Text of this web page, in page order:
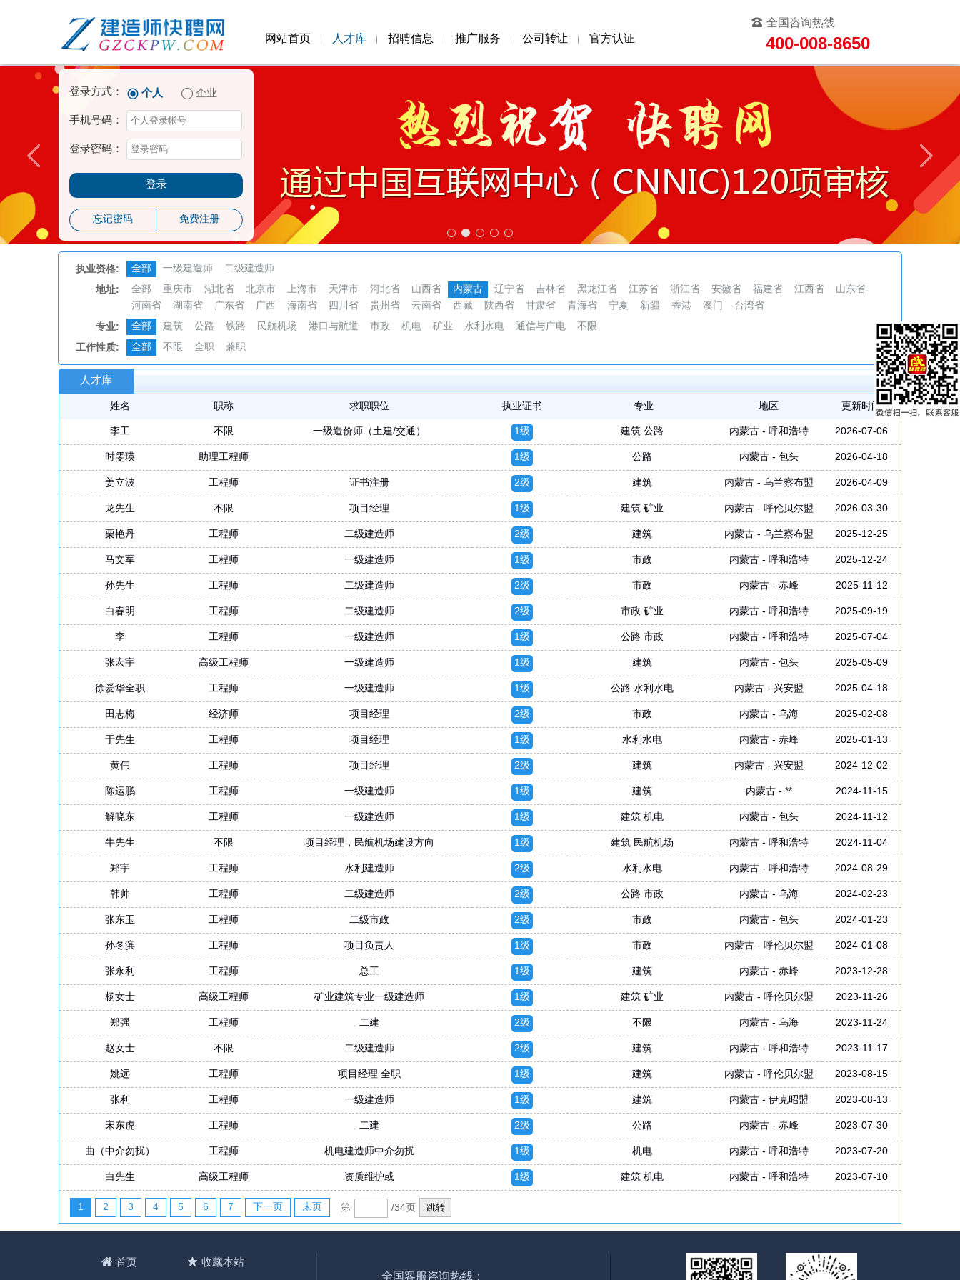
网站首页 人才库 招聘信息 推广服务 公司转让 官方认证
全国咨询热线
400-008-8650
登录方式： 个人 企业
手机号码：
登录密码：
登录
忘记密码 免费注册
执业资格: 全部 一级建造师 二级建造师
地址: 全部 重庆市 湖北省 北京市 上海市 天津市 河北省 山西省 内蒙古 辽宁省 吉林省 黑龙江省 江苏省 浙江省 安徽省 福建省 江西省
山东省
河南省
湖南省 广东省 广西 海南省 四川省 贵州省 云南省 西藏 陕西省 甘肃省 青海省 宁夏 新疆 香港 澳门 台湾省
专业: 全部 建筑 公路 铁路 民航机场 港口与航道 市政 机电 矿业 水利水电 通信与广电 不限
工作性质: 全部 不限 全职 兼职
人才库
姓名 职称 求职职位 执业证书 专业 地区 更新时间
李工 不限 一级造价师（土建/交通） 1级 建筑 公路 内蒙古 - 呼和浩特 2026-07-06
时雯瑛 助理工程师 1级 公路 内蒙古 - 包头 2026-04-18
姜立波 工程师 证书注册 2级 建筑 内蒙古 - 乌兰察布盟 2026-04-09
龙先生 不限 项目经理 1级 建筑 矿业 内蒙古 - 呼伦贝尔盟 2026-03-30
栗艳丹 工程师 二级建造师 2级 建筑 内蒙古 - 乌兰察布盟 2025-12-25
马文军 工程师 一级建造师 1级 市政 内蒙古 - 呼和浩特 2025-12-24
孙先生 工程师 二级建造师 2级 市政 内蒙古 - 赤峰 2025-11-12
白春明 工程师 二级建造师 2级 市政 矿业 内蒙古 - 呼和浩特 2025-09-19
李 工程师 一级建造师 1级 公路 市政 内蒙古 - 呼和浩特 2025-07-04
张宏宇 高级工程师 一级建造师 1级 建筑 内蒙古 - 包头 2025-05-09
徐爱华全职 工程师 一级建造师 1级 公路 水利水电 内蒙古 - 兴安盟 2025-04-18
田志梅 经济师 项目经理 2级 市政 内蒙古 - 乌海 2025-02-08
于先生 工程师 项目经理 1级 水利水电 内蒙古 - 赤峰 2025-01-13
黄伟 工程师 项目经理 2级 建筑 内蒙古 - 兴安盟 2024-12-02
陈运鹏 工程师 一级建造师 1级 建筑 内蒙古 - ** 2024-11-15
解晓东 工程师 一级建造师 1级 建筑 机电 内蒙古 - 包头 2024-11-12
牛先生 不限 项目经理，民航机场建设方向 1级 建筑 民航机场 内蒙古 - 呼和浩特 2024-11-04
郑宇 工程师 水利建造师 2级 水利水电 内蒙古 - 呼和浩特 2024-08-29
韩帅 工程师 二级建造师 2级 公路 市政 内蒙古 - 乌海 2024-02-23
张东玉 工程师 二级市政 2级 市政 内蒙古 - 包头 2024-01-23
孙冬滨 工程师 项目负责人 1级 市政 内蒙古 - 呼伦贝尔盟 2024-01-08
张永利 工程师 总工 1级 建筑 内蒙古 - 赤峰 2023-12-28
杨女士 高级工程师 矿业建筑专业一级建造师 1级 建筑 矿业 内蒙古 - 呼伦贝尔盟 2023-11-26
郑强 工程师 二建 2级 不限 内蒙古 - 乌海 2023-11-24
赵女士 不限 二级建造师 2级 建筑 内蒙古 - 呼和浩特 2023-11-17
姚远 工程师 项目经理 全职 1级 建筑 内蒙古 - 呼伦贝尔盟 2023-08-15
张利 工程师 一级建造师 1级 建筑 内蒙古 - 伊克昭盟 2023-08-13
宋东虎 工程师 二建 2级 公路 内蒙古 - 赤峰 2023-07-30
曲（中介勿扰） 工程师 机电建造师中介勿扰 1级 机电 内蒙古 - 呼和浩特 2023-07-20
白先生 高级工程师 资质维护或 1级 建筑 机电 内蒙古 - 呼和浩特 2023-07-10
1 2 3 4 5 6 7 下一页 末页 第 /34页
首页 收藏本站
全国客服咨询热线：